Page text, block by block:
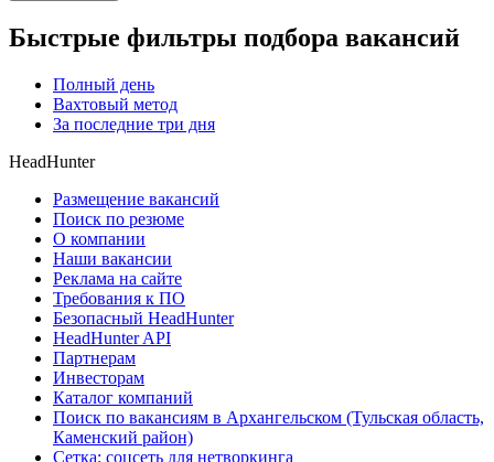
Быстрые фильтры подбора вакансий
Полный день
Вахтовый метод
За последние три дня
HeadHunter
Размещение вакансий
Поиск по резюме
О компании
Наши вакансии
Реклама на сайте
Требования к ПО
Безопасный HeadHunter
HeadHunter API
Партнерам
Инвесторам
Каталог компаний
Поиск по вакансиям в Архангельском (Тульская область,
Каменский район)
Сетка: соцсеть для нетворкинга